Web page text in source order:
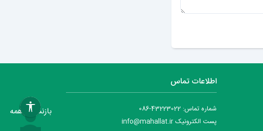
اطلاعات تماس
شماره تماس: 43223022-086
پست الکترونیک info@mahallat.ir
بازنشانی همه